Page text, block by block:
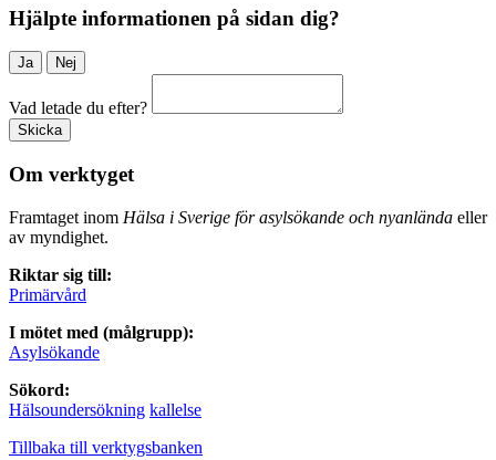
Hjälpte informationen på sidan dig?
Ja Nej
Vad letade du efter?
Skicka
Om verktyget
Framtaget inom Hälsa i Sverige för asylsökande och nyanlända eller
av myndighet.
Riktar sig till:
Primärvård
I mötet med (målgrupp):
Asylsökande
Sökord:
Hälsoundersökning kallelse
Tillbaka till verktygsbanken